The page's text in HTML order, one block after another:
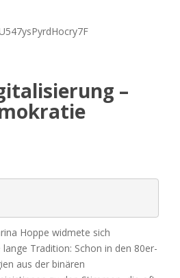
–
Hoppe widmete sich
Tradition: Schon in den 80er-
aus der binären